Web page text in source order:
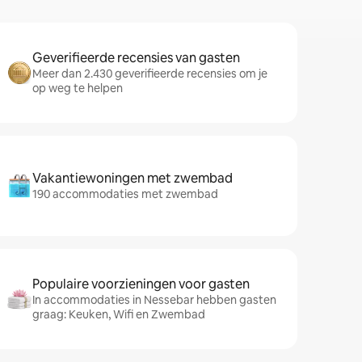
Geverifieerde recensies van gasten
Meer dan 2.430 geverifieerde recensies om je
op weg te helpen
Vakantiewoningen met zwembad
190 accommodaties met zwembad
Populaire voorzieningen voor gasten
In accommodaties in Nessebar hebben gasten
graag: Keuken, Wifi en Zwembad